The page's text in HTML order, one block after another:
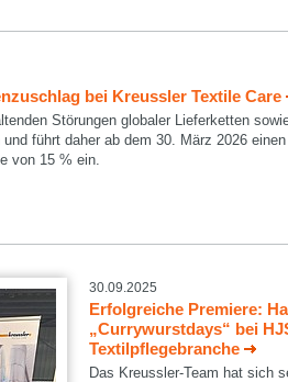
bei Kreussler Textile Care
Störungen globaler Lieferketten
führt daher ab dem 30. März 2026
von 15 % ein.
30.09.2025
Erfolgreiche Premiere:
„Currywurstdays“ bei
Textilpflegebranche
Das Kreussler-Team hat sich